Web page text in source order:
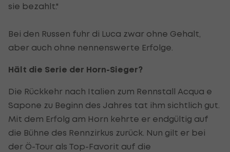
sie bezahlt."
Bei den Russen fuhr di Luca zwar ohne Gehalt,
aber auch ohne nennenswerte Erfolge.
Hält die Serie der Horn-Sieger?
Die Rückkehr nach Italien zum Rennstall Acqua e
Sapone zu Beginn des Jahres tat ihm sichtlich gut.
Mit dem Erfolg am Horn kehrte er endgültig auf
die Bühne des Rennzirkus zurück. Nun gilt er bei
der Ö-Tour als Top-Favorit auf die